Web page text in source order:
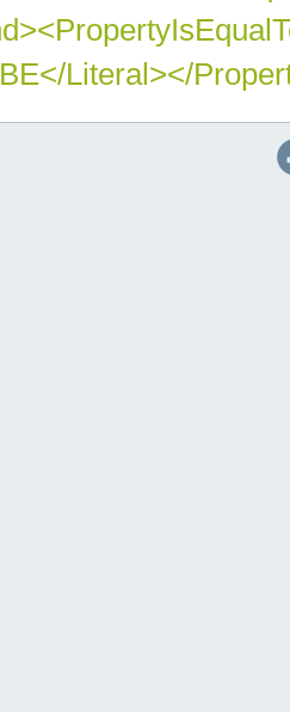
Literal></